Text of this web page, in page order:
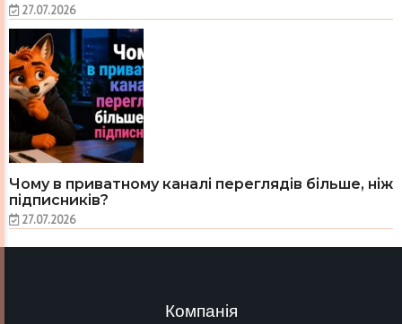
27.07.2026
Чому в приватному каналі переглядів більше, ніж
підписників?
27.07.2026
Компанія